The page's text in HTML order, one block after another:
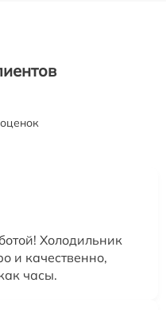
Холодильник
и качественно,
часы.